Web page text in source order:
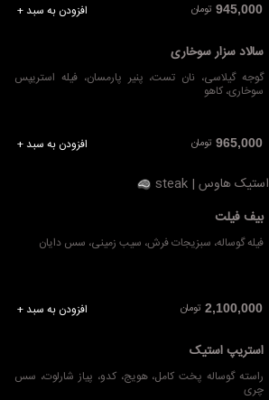
افزودن به سبد + 945,000 تومان
سالاد سزار سوخاری
گوجه گیلاسی، نان تست، پنیر پارمسان، فیله استریپس
سوخاری، کاهو
افزودن به سبد + 965,000 تومان
استیک هاوس | steak
بیف فیلت
فیله گوساله، سبزیجات فرش، سیب زمینی، سس دایان
افزودن به سبد + 2,100,000 تومان
استریپ استیک
راسته گوساله پخت کامل، هویج، کدو، پیاز شارلوت، سس
چری